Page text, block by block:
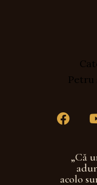
Petru
„Că
acolo